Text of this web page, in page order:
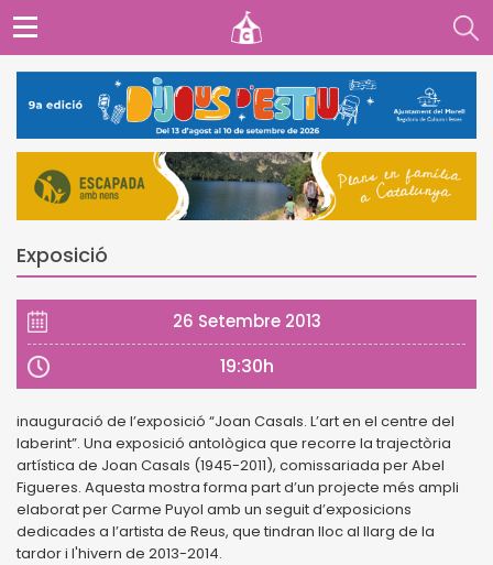
Exposició
26 Setembre 2013
19:30h
inauguració de l’exposició “Joan Casals. L’art en el centre del
laberint”. Una exposició antològica que recorre la trajectòria
artística de Joan Casals (1945-2011), comissariada per Abel
Figueres. Aquesta mostra forma part d’un projecte més ampli
elaborat per Carme Puyol amb un seguit d’exposicions
dedicades a l’artista de Reus, que tindran lloc al llarg de la
tardor i l'hivern de 2013-2014.